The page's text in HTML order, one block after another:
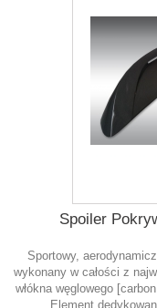
Spoiler
Sportowy,
wykonany w całości z
włókna węglowego
Element